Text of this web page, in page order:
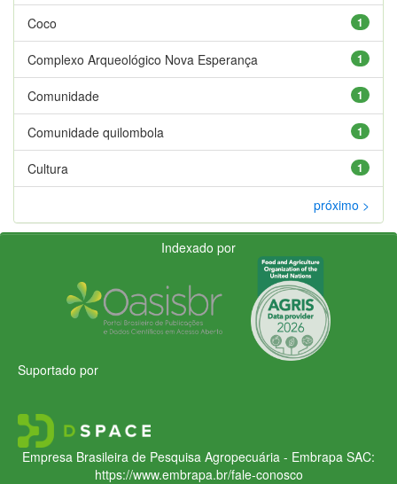
1
Coco
1
Complexo Arqueológico Nova Esperança
1
Comunidade
1
Comunidade quilombola
1
Cultura
próximo >
Indexado por
Suportado por
Empresa Brasileira de Pesquisa Agropecuária - Embrapa SAC:
https://www.embrapa.br/fale-conosco